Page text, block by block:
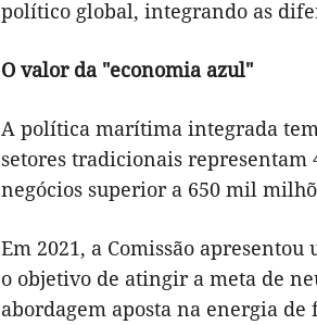
político global, integrando as
O valor da "economia azul"
A política marítima integrada
setores tradicionais representam
negócios superior a 650 mil
Em 2021, a Comissão
o objetivo de atingir a meta de
abordagem aposta na energia